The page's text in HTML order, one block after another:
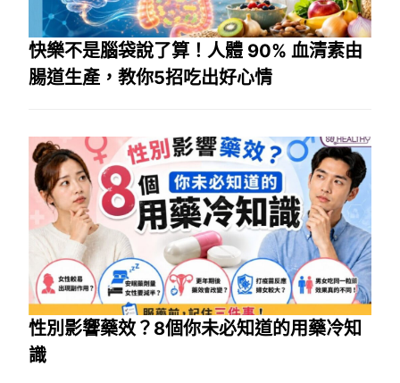
快樂不是腦袋說了算！人體 90% 血清素由
腸道生產，教你5招吃出好心情
性別影響藥效？8個你未必知道的用藥冷知
識